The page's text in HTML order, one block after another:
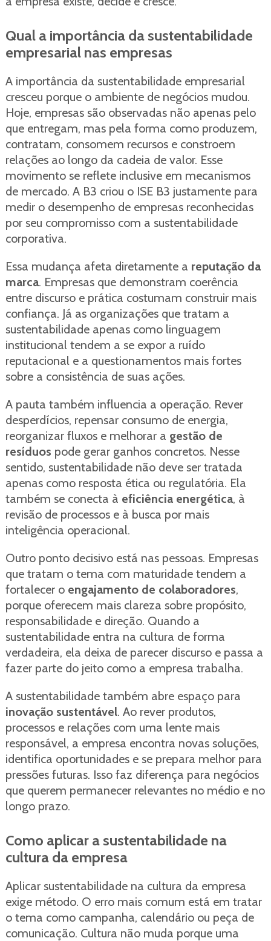
Qual a importância da sustentabilidade
empresarial nas empresas
A importância da sustentabilidade empresarial
cresceu porque o ambiente de negócios mudou.
Hoje, empresas são observadas não apenas pelo
que entregam, mas pela forma como produzem,
contratam, consomem recursos e constroem
relações ao longo da cadeia de valor. Esse
movimento se reflete inclusive em mecanismos
de mercado. A B3 criou o ISE B3 justamente para
medir o desempenho de empresas reconhecidas
por seu compromisso com a sustentabilidade
corporativa.
Essa mudança afeta diretamente a reputação da
marca. Empresas que demonstram coerência
entre discurso e prática costumam construir mais
confiança. Já as organizações que tratam a
sustentabilidade apenas como linguagem
institucional tendem a se expor a ruído
reputacional e a questionamentos mais fortes
sobre a consistência de suas ações.
A pauta também influencia a operação. Rever
desperdícios, repensar consumo de energia,
reorganizar fluxos e melhorar a gestão de
resíduos pode gerar ganhos concretos. Nesse
sentido, sustentabilidade não deve ser tratada
apenas como resposta ética ou regulatória. Ela
também se conecta à eficiência energética, à
revisão de processos e à busca por mais
inteligência operacional.
Outro ponto decisivo está nas pessoas. Empresas
que tratam o tema com maturidade tendem a
fortalecer o engajamento de colaboradores,
porque oferecem mais clareza sobre propósito,
responsabilidade e direção. Quando a
sustentabilidade entra na cultura de forma
verdadeira, ela deixa de parecer discurso e passa a
fazer parte do jeito como a empresa trabalha.
A sustentabilidade também abre espaço para
inovação sustentável. Ao rever produtos,
processos e relações com uma lente mais
responsável, a empresa encontra novas soluções,
identifica oportunidades e se prepara melhor para
pressões futuras. Isso faz diferença para negócios
que querem permanecer relevantes no médio e no
longo prazo.
Como aplicar a sustentabilidade na
cultura da empresa
Aplicar sustentabilidade na cultura da empresa
exige método. O erro mais comum está em tratar
o tema como campanha, calendário ou peça de
comunicação. Cultura não muda porque uma